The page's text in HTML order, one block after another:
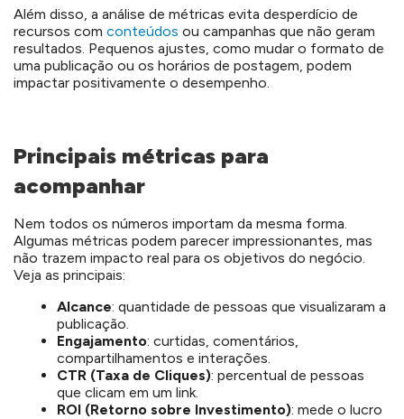
Além disso, a análise de métricas evita desperdício de
recursos com conteúdos ou campanhas que não geram
resultados. Pequenos ajustes, como mudar o formato de
uma publicação ou os horários de postagem, podem
impactar positivamente o desempenho.
Principais métricas para
acompanhar
Nem todos os números importam da mesma forma.
Algumas métricas podem parecer impressionantes, mas
não trazem impacto real para os objetivos do negócio.
Veja as principais:
Alcance: quantidade de pessoas que visualizaram a
publicação.
Engajamento: curtidas, comentários,
compartilhamentos e interações.
CTR (Taxa de Cliques): percentual de pessoas
que clicam em um link.
ROI (Retorno sobre Investimento): mede o lucro